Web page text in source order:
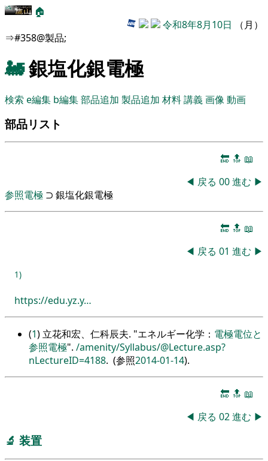
🏠
令和8年8月10日 （月）
⇒#358@製品;
🚂銀塩化銀電極
検索 e編集 b編集部品追加 製品追加 材料講義画像動画
部品リスト
🔚 🔝 📖
◀ 戻る 00進む ▶
参照電極 ⊃ 銀塩化銀電極
🔚 🔝 📖
◀ 戻る 01 進む ▶
1)
https://edu.yz.y…
(1) 立花和宏、仁科辰夫. エネルギー化学： 電極電位と
参照電極 . /amenity/Syllabus/@Lecture.asp?
nLectureID=4188. (参照2014-01-14).
🔚 🔝 📖
◀ 戻る 02進む ▶
🔬 装置